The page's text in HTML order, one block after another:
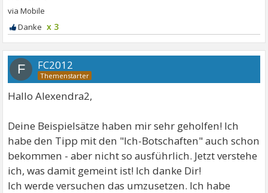
x 3
F FC2012
Hallo Alexendra2,
Deine Beispielsätze haben mir sehr geholfen! Ich
habe den Tipp mit den "Ich-Botschaften" auch schon
bekommen - aber nicht so ausführlich. Jetzt verstehe
ich, was damit gemeint ist! Ich danke Dir!
Ich werde versuchen das umzusetzen. Ich habe